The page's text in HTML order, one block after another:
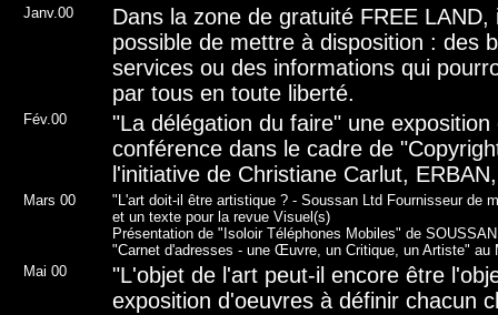
Janv.00
Dans la zone de gratuité FREE LAND,
possible de mettre à disposition : des
services ou des informations qui
par tous en toute liberté.
Fév.00
"La délégation du faire" une exposition
conférence dans le cadre de
l'initiative de Christiane Carlut,
Mars 00
"L'art doit-il être artistique ? - Soussan Ltd Fournisseur de
et un texte pour la revue Visuel(s)
Présentation de "Isoloir Téléphones Mobiles" de
"Carnet d'adresses - une Œuvre, un Critique, un Artiste" au
Mai 00
"L'objet de l'art peut-il encore être
exposition d'oeuvres à définir chacun